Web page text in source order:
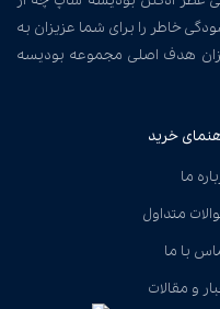
خاطر را برای شما عزیزان به
هدف اصلی مجموعه بودیسه
خرید
ما
متداول
با ما
و مقالات